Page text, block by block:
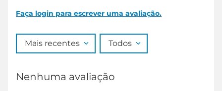
Faça login para escrever uma avaliação.
Mais recentes Todos
Nenhuma avaliação